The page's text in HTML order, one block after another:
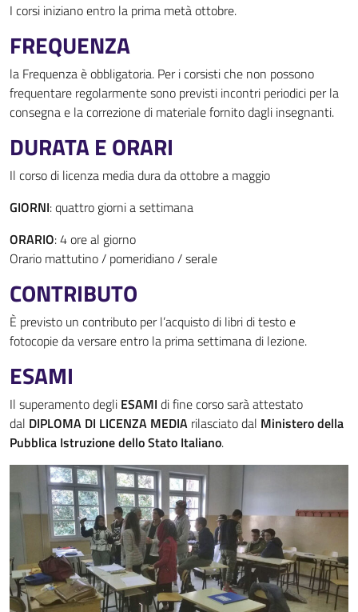
I corsi iniziano entro la prima metà ottobre.
FREQUENZA
la Frequenza è obbligatoria. Per i corsisti che non possono
frequentare regolarmente sono previsti incontri periodici per la
consegna e la correzione di materiale fornito dagli insegnanti.
DURATA E ORARI
Il corso di licenza media dura da ottobre a maggio
GIORNI: quattro giorni a settimana
ORARIO: 4 ore al giorno
Orario mattutino / pomeridiano / serale
CONTRIBUTO
È previsto un contributo per l’acquisto di libri di testo e
fotocopie da versare entro la prima settimana di lezione.
ESAMI
Il superamento degli ESAMI di fine corso sarà attestato
dal DIPLOMA DI LICENZA MEDIA rilasciato dal Ministero della
Pubblica Istruzione dello Stato Italiano.